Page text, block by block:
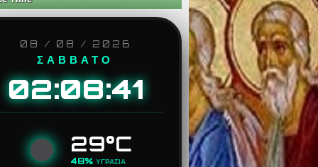
08 / 08 / 2026
ΣΑΒΒΑΤΟ
02:08:43
29°C
48% ΥΓΡΑΣΙΑ